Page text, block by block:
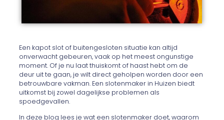
Een kapot slot of buitengesloten situatie kan altijd
onverwacht gebeuren, vaak op het meest ongunstige
moment. Of je nu laat thuiskomt of haast hebt om de
deur uit te gaan, je wilt direct geholpen worden door een
betrouwbare vakman. Een slotenmaker in Huizen biedt
uitkomst bij zowel dagelijkse problemen als
spoedgevallen.
In deze blog lees je wat een slotenmaker doet, waarom